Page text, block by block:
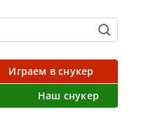
Играем в снукер
Наш снукер